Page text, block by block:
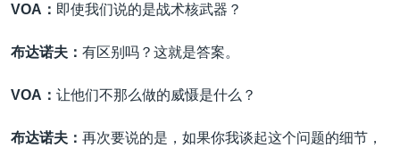
VOA： 即使我们说的是战术核武器？
布达诺夫： 有区别吗？这就是答案。
VOA： 让他们不那么做的威慑是什么？
布达诺夫： 再次要说的是，如果你我谈起这个问题的细节，